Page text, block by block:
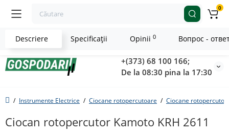
+(373) 68 100 166;
De la 08:30 pina la 17:30
0
Instrumente Electrice Ciocane rotopercutoare Ciocane
Ciocan rotopercutor Kamoto KRH 2611
Descriere Specificaţii Opinii 0 Вопрос -